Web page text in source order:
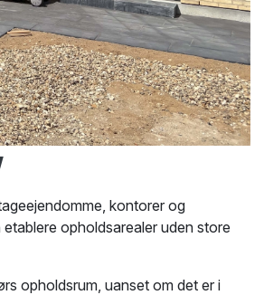
kontorer og
opholdsarealer uden store
opholdsrum, uanset om det er i